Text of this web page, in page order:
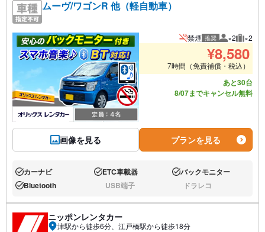
ムーヴ/ワゴンR 他（軽自動車）
画像を見る
禁煙 推奨 推奨人数
×2 推奨
×2
¥8,580
7時間（免責補償・税込）
あと30台
8/07までキャンセル無料
プランを見る
あり:カーナビ あり:ETC車載器 あり:バックモニター
あり:Bluetooth なし:USB端子 なし:ドラレコ
ニッポンレンタカー
津駅から徒歩6分、江戸橋駅から徒歩18分